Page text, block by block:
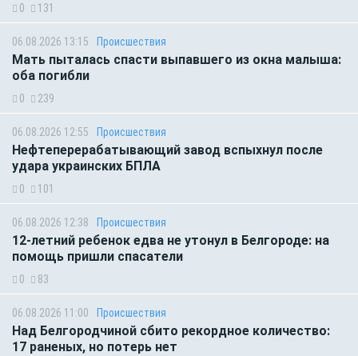
0 131
06.08.2026 13:15 Происшествия
Мать пыталась спасти выпавшего из окна малыша:
оба погибли
0 239
06.08.2026 12:55 Происшествия
Нефтеперерабатывающий завод вспыхнул после
удара украинских БПЛА
0 101
06.08.2026 12:38 Происшествия
12-летний ребенок едва не утонул в Белгороде: на
помощь пришли спасатели
0 83
06.08.2026 11:00 Происшествия
Над Белгородчиной сбито рекордное количество:
17 раненых, но потерь нет